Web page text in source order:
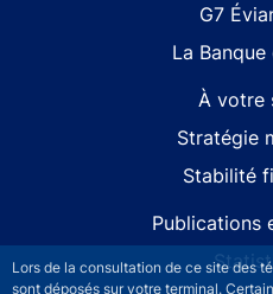
Lors de la consultation de ce site des
sont déposés sur votre terminal.
G7
La
À votre
Stratégie
Stabilité
Publications